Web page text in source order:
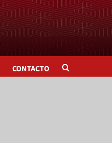
CONTACTO